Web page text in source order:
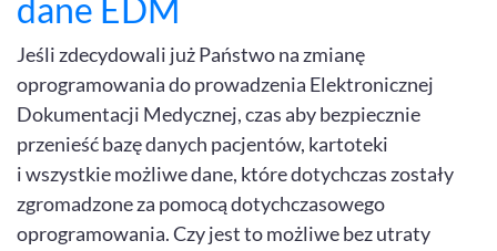
dane EDM
Jeśli zdecydowali już Państwo na zmianę
oprogramowania do prowadzenia Elektronicznej
Dokumentacji Medycznej, czas aby bezpiecznie
przenieść bazę danych pacjentów, kartoteki
i wszystkie możliwe dane, które dotychczas zostały
zgromadzone za pomocą dotychczasowego
oprogramowania. Czy jest to możliwe bez utraty